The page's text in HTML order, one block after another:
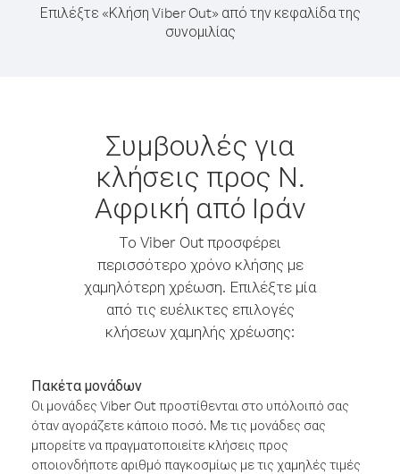
Επιλέξτε «Κλήση Viber Out» από την κεφαλίδα της
συνομιλίας
Συμβουλές για
κλήσεις προς Ν.
Αφρική από Ιράν
Το Viber Out προσφέρει
περισσότερο χρόνο κλήσης με
χαμηλότερη χρέωση. Επιλέξτε μία
από τις ευέλικτες επιλογές
κλήσεων χαμηλής χρέωσης:
Πακέτα μονάδων
Οι μονάδες Viber Out προστίθενται στο υπόλοιπό σας
όταν αγοράζετε κάποιο ποσό. Με τις μονάδες σας
μπορείτε να πραγματοποιείτε κλήσεις προς
οποιονδήποτε αριθμό παγκοσμίως με τις χαμηλές τιμές